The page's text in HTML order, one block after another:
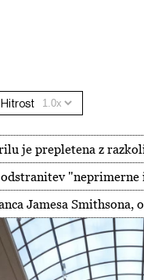
Hitrost
je prepletena z
"neprimerne
Jamesa Smithsona,